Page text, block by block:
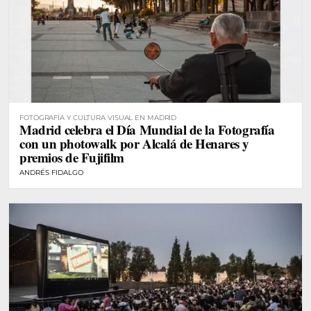
FOTOGRAFÍA Y CULTURA VISUAL EN MADRID
Madrid celebra el Día Mundial de la Fotografía
con un photowalk por Alcalá de Henares y
premios de Fujifilm
ANDRÉS FIDALGO